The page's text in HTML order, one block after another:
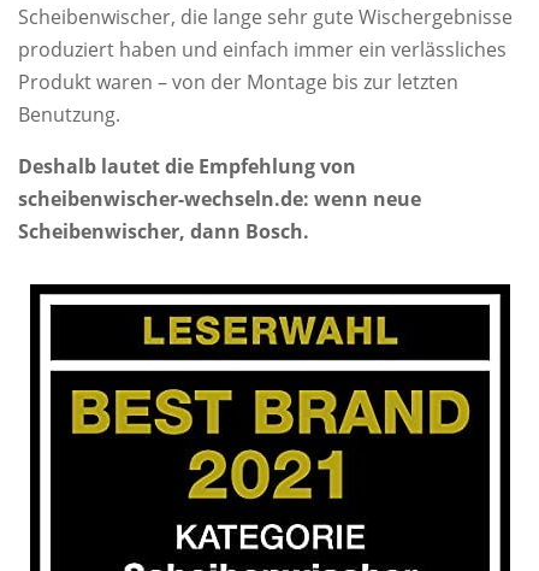
Scheibenwischer, die lange sehr gute Wischergebnisse
produziert haben und einfach immer ein verlässliches
Produkt waren – von der Montage bis zur letzten
Benutzung.
Deshalb lautet die Empfehlung von
scheibenwischer-wechseln.de: wenn neue
Scheibenwischer, dann Bosch.